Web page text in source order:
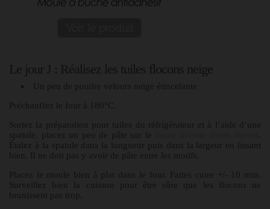
Le jour J : Réalisez les tuiles flocons neige
Un peu de poudre velours neige étincelante
Préchauffez le four à 180°C.
Sortez la préparation pour tuiles du réfrigérateur et à l’aide d’une
spatule, placez un peu de pâte sur le
Étalez à la spatule dans la longueur puis dans la largeur en lissant
bien. Il ne doit pas y avoir de pâte entre les motifs.
Placez le moule bien à plat dans le four. Faites cuire +/- 10 min.
Surveillez bien la cuisson pour être sûre que les flocons ne
brunissent pas trop.